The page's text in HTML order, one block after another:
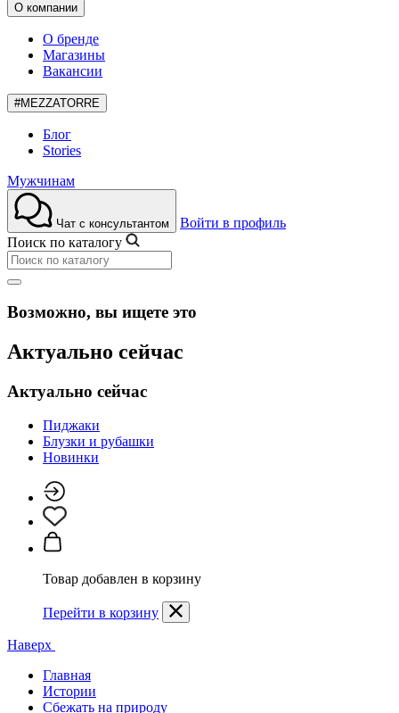
О компании
О бренде
Магазины
Вакансии
#MEZZATORRE
Блог
Stories
Мужчинам
Чат с консультантом
Войти в профиль
Поиск по каталогу
Возможно, вы ищете это
Актуально сейчас
Актуально сейчас
Пиджаки
Блузки и рубашки
Новинки
Товар добавлен в корзину
Перейти в корзину
Наверх
Главная
Истории
Сбежать на природу